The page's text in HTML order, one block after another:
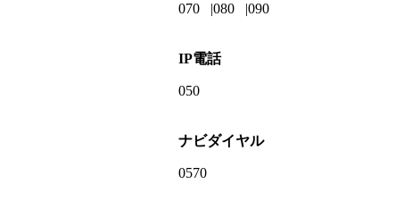
070 080 090
IP電話
050
ナビダイヤル
0570